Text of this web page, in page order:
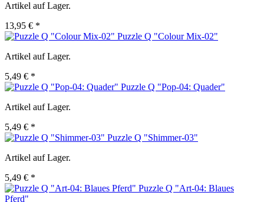
Artikel auf Lager.
13,95 € *
Puzzle Q "Colour Mix-02"
Artikel auf Lager.
5,49 € *
Puzzle Q "Pop-04: Quader"
Artikel auf Lager.
5,49 € *
Puzzle Q "Shimmer-03"
Artikel auf Lager.
5,49 € *
Puzzle Q "Art-04: Blaues
Pferd"